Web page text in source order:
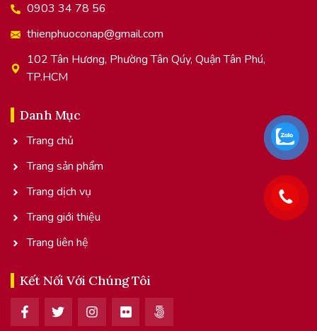
0903 34 78 56
thienphuoconap@gmail.com
102 Tân Hương, Phường Tân Qúy, Quận Tân Phú,
TP.HCM
Danh Mục
Trang chủ
Trang sản phẩm
Trang dịch vụ
Trang giới thiệu
Trang liên hệ
Kết Nối Với Chúng Tôi